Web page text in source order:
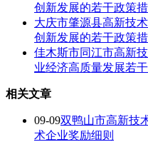
创新发展的若干政策
大庆市肇源县高新技
创新发展的若干政策
佳木斯市同江市高新
业经济高质量发展若
相关文章
09-09双鸭山市高新技
术企业奖励细则